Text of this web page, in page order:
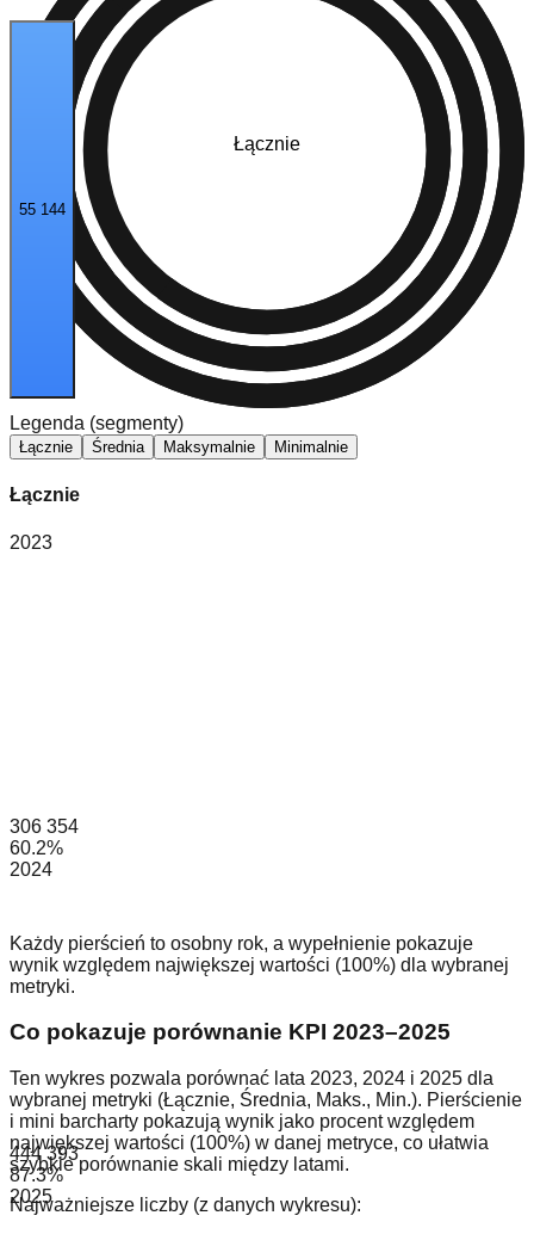
55 144
Łącznie
Legenda (segmenty)
Łącznie Średnia Maksymalnie Minimalnie
Łącznie
2023
306 354
60.2%
2024
444 393
87.3%
2025
Każdy pierścień to osobny rok, a wypełnienie pokazuje
wynik względem największej wartości (100%) dla wybranej
metryki.
Co pokazuje porównanie KPI 2023–2025
Ten wykres pozwala porównać lata 2023, 2024 i 2025 dla
wybranej metryki (Łącznie, Średnia, Maks., Min.). Pierścienie
i mini barcharty pokazują wynik jako procent względem
największej wartości (100%) w danej metryce, co ułatwia
szybkie porównanie skali między latami.
Najważniejsze liczby (z danych wykresu):